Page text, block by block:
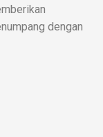
dengan